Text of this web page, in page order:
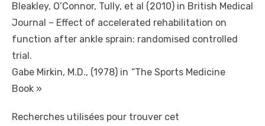
Bleakley, O’Connor, Tully, et al (2010) in British Medical
Journal – Effect of accelerated rehabilitation on
function after ankle sprain: randomised controlled
trial.
Gabe Mirkin, M.D., (1978) in “The Sports Medicine
Book »
Recherches utilisées pour trouver cet